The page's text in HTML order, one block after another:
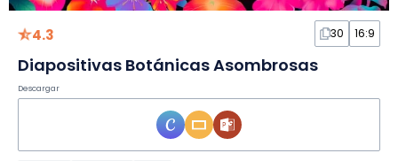
4.3 30 16:9
Diapositivas Botánicas Asombrosas
Descargar